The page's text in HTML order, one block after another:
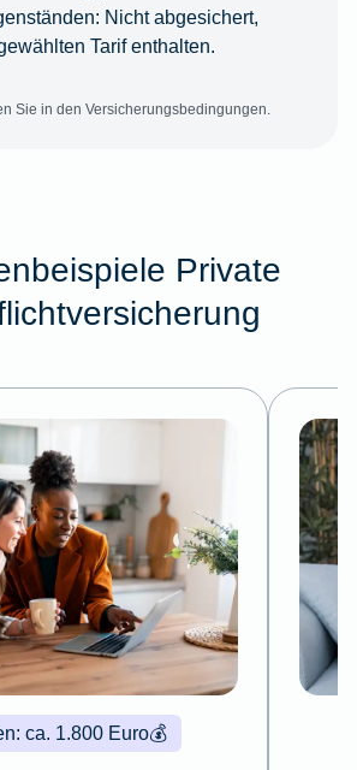
Nicht abgesichert,
Tarif enthalten.
Sie in den Versicherungsbedingungen.
Private
💰
ca. 1.800 Euro